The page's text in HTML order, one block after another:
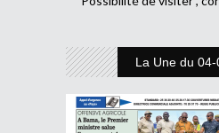
La Une du